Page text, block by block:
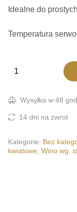
Idealne do
Temperatura
ilość I TARAI
Wysyłka w:48
14 dni na zwrot
Kategorie: Bez
kwiatowe Wino wg.